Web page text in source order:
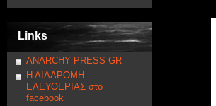
Links
ANARCHY PRESS GR
Η ΔΙΑΔΡΟΜΗ
ΕΛΕΥΘΕΡΙΑΣ στο
facebook